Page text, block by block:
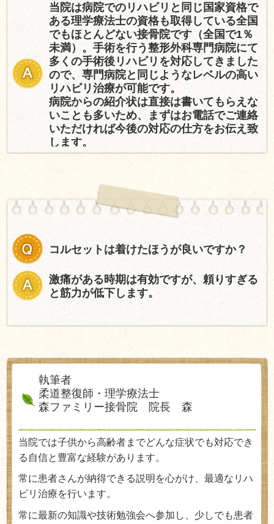
当院は病院でのリハビリと同じ国家資格で
ある理学療法士の資格も取得している全国
でもほとんどない接骨院です（全国で1％
未満）。手術を行う整形外科専門病院にて
多くの手術後リハビリを対応してきました
ので、専門病院と同じようなレベルの高い
リハビリ治療が可能です。
病院からの紹介状は直接は書いてもらえな
いことも多いため、まずはお電話でご連絡
いただければ今後の対応の仕方をお伝え致
します。
コルセットは着けたほうが良いですか？
激痛がある時期は有効ですが、頼りすぎる
と筋力が低下します。
執筆者
柔道整復師・理学療法士
森ファミリー接骨院 院長 森
当院では子供から高齢者までどんな症状でも対応でき
る自信と豊富な経験があります。
常に患者さんが納得できる説明を心がけ、最適なリハ
ビリ治療を行います。
常に最新の知識や技術勉強会へ参加し、少しでも患者